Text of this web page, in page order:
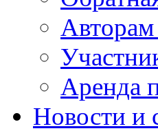
Авторам
Аренда
Новости и